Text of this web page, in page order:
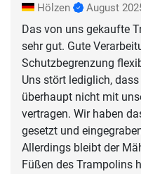
Hölzen August
Das von uns gekaufte
sehr gut. Gute
Schutzbegrenzung
Uns stört lediglich,
überhaupt nicht mit
vertragen. Wir haben
gesetzt und
Allerdings bleibt der
Füßen des Trampolins